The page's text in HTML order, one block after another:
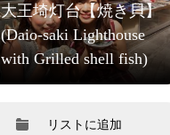
大王埼灯台【焼き貝】
(Daio-saki Lighthouse
with Grilled shell fish)
リストに追加